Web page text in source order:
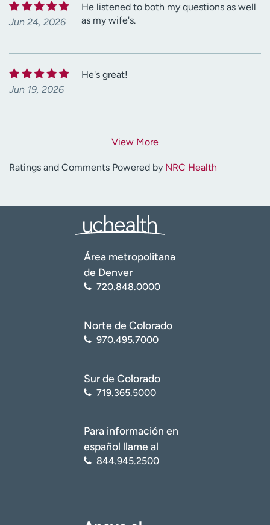
Jun 24, 2026
He listened to both my questions as well
as my wife's.
Jun 19, 2026
He's great!
View More
Ratings and Comments Powered by NRC Health
Área metropolitana
de Denver
720.848.0000
Norte de Colorado
970.495.7000
Sur de Colorado
719.365.5000
Para información en
español llame al
844.945.2500